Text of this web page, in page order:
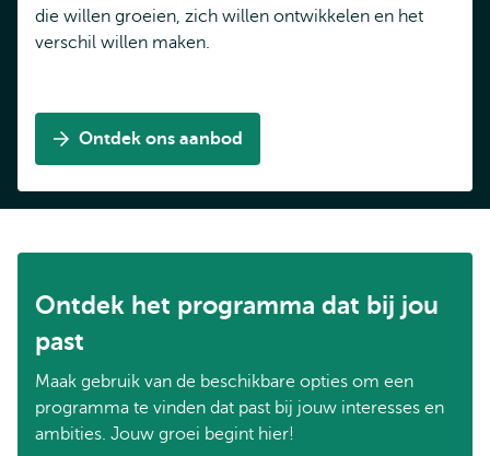
die willen groeien, zich willen ontwikkelen en het
verschil willen maken.
Ontdek ons aanbod
Ontdek het programma dat bij jou
past
Maak gebruik van de beschikbare opties om een
programma te vinden dat past bij jouw interesses en
ambities. Jouw groei begint hier!